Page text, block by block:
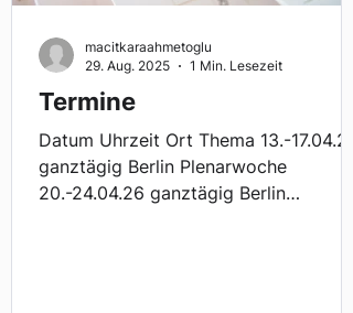
Termine
Datum Uhrzeit Ort Thema 13.-17.04.26
ganztägig Berlin Plenarwoche
20.-24.04.26 ganztägig Berlin
macitkaraahmetoglu
29. Aug. 2025
1 Min. Lesezeit